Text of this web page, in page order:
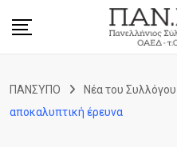
ΠΑΝΣΥΠΟ Νέα του Συλλόγου
αποκαλυπτική έρευνα